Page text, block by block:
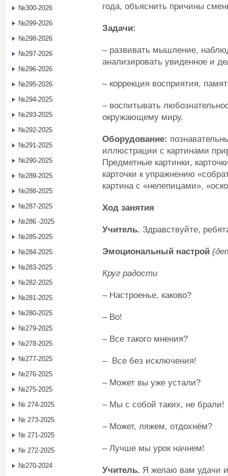
года, объяснить причины
Задачи:
– развивать мышление,
анализировать увиденное и
– коррекция восприятия,
– воспитывать
окружающему миру.
Оборудование:
иллюстрации с картинами
Предметные картинки,
карточки к упражнению
картина с «нелепицами»,
Ход занятия
Учитель. Здравствуйте,
Эмоциональный настрой
Круг радости
– Настроенье, каково?
– Во!
– Все такого мнения?
– Все без исключения!
– Может вы уже устали?
– Мы с собой таких, не брали!
– Может, ляжем, отдохнём?
– Лучше мы урок начнем!
Учитель. Я желаю вам удачи
№300-2026
№299-2026
№298-2026
№297-2026
№296-2026
№295-2026
№294-2025
№293-2025
№292-2025
№291-2025
№290-2025
№289-2025
№288-2025
№287-2025
№286 -2025
№285-2025
№284-2025
№283-2025
№282-2025
№281-2025
№280-2025
№279-2025
№278-2025
№277-2025
№276-2025
№275-2025
№ 274-2025
№ 273-2025
№ 271-2025
№ 272-2025
№270-2024